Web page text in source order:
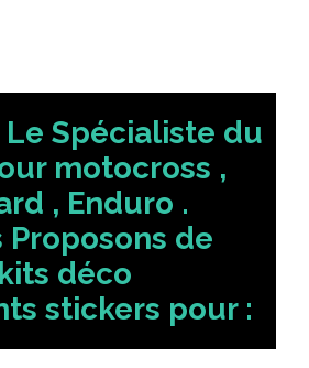
Le Spécialiste du
motocross ,
, Enduro .
Proposons de
déco
stickers pour :